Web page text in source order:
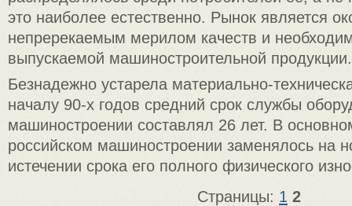
это наиболее естественно. Рынок является
непререкаемым мерилом качеств и
выпускаемой машиностроительной продукции.
Безнадежно устарела материально-
началу 90-х годов средний срок службы
машиностроении составлял 26 лет. В
российском машиностроении заменялось на
истечении срока его полного физического
Страницы: 1 2